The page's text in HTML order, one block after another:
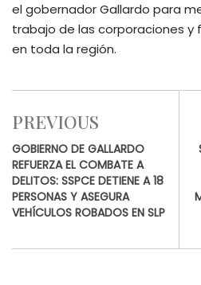
el gobernador Gallardo para
trabajo de las corporaciones y
en toda la región.
PREVIOUS
GOBIERNO DE GALLARDO
REFUERZA EL COMBATE A
DELITOS: SSPCE DETIENE A 18
PERSONAS Y ASEGURA
VEHÍCULOS ROBADOS EN SLP